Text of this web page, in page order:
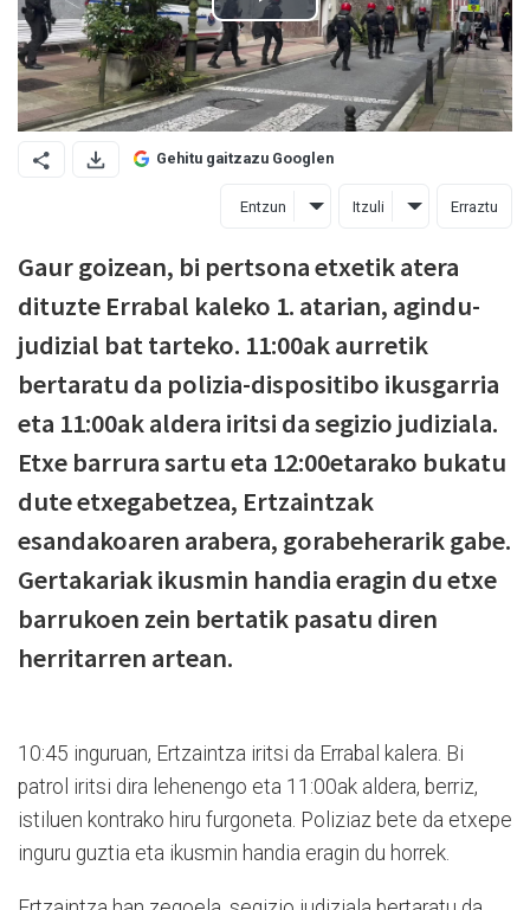
Gehitu gaitzazu Googlen
Entzun Itzuli Erraztu
Gaur goizean, bi pertsona etxetik atera
dituzte Errabal kaleko 1. atarian, agindu-
judizial bat tarteko. 11:00ak aurretik
bertaratu da polizia-dispositibo ikusgarria
eta 11:00ak aldera iritsi da segizio judiziala.
Etxe barrura sartu eta 12:00etarako bukatu
dute etxegabetzea, Ertzaintzak
esandakoaren arabera, gorabeherarik gabe.
Gertakariak ikusmin handia eragin du etxe
barrukoen zein bertatik pasatu diren
herritarren artean.
10:45 inguruan, Ertzaintza iritsi da Errabal kalera. Bi
patrol iritsi dira lehenengo eta 11:00ak aldera, berriz,
istiluen kontrako hiru furgoneta. Poliziaz bete da etxepe
inguru guztia eta ikusmin handia eragin du horrek.